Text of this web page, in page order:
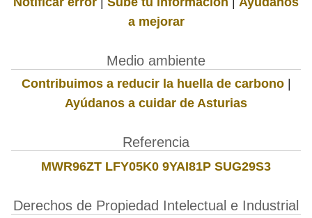
a mejorar
Medio ambiente
Contribuimos a reducir la huella de carbono|
Ayúdanos a cuidar de Asturias
Referencia
MWR96ZT LFY05K0 9YAI81P SUG29S3
Derechos de Propiedad Intelectual e Industrial